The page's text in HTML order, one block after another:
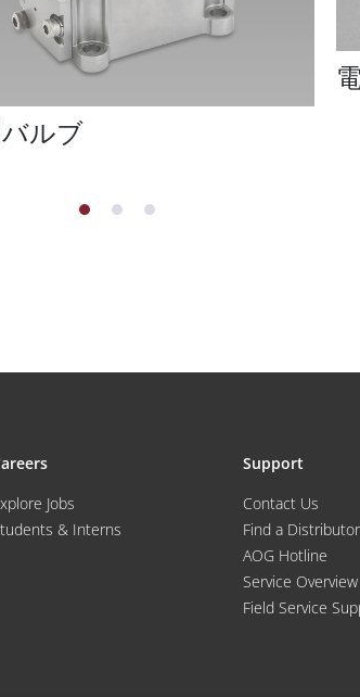
ルブ
Jobs
& Interns
Support
Contact Us
Find a Distributor
AOG Hotline
Service Overview
Field Service